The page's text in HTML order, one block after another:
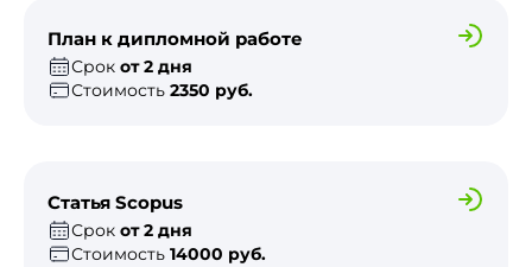
План к дипломной работе
Срок от 2 дня
Стоимость 2350 руб.
Статья Scopus
Срок от 2 дня
Стоимость 14000 руб.